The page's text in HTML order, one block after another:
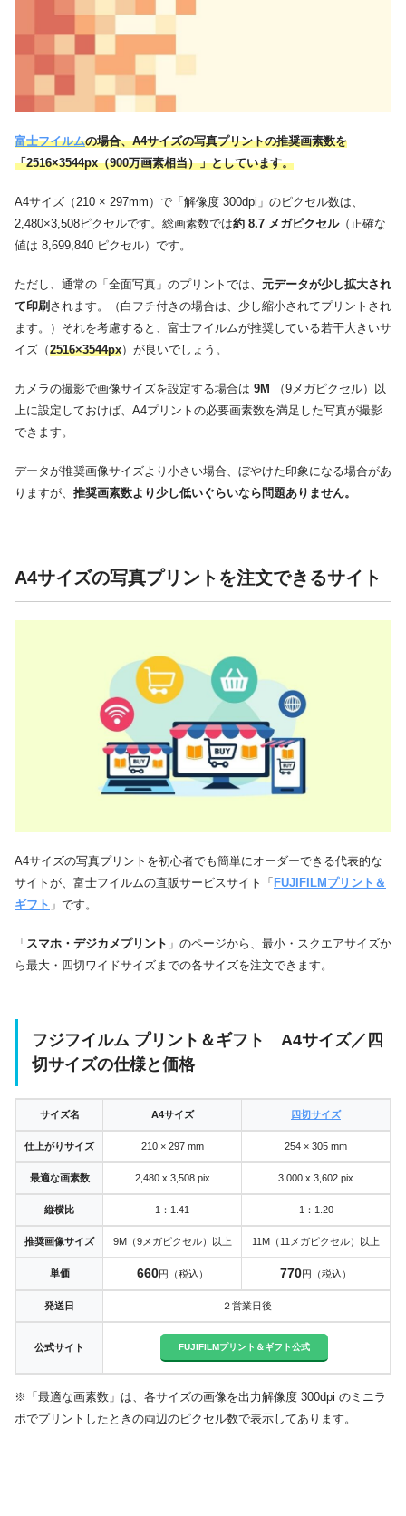
富士フイルムの場合、A4サイズの写真プリントの推奨画素数を
「2516×3544px（900万画素相当）」としています。
A4サイズ（210 × 297mm）で「解像度 300dpi」のピクセル数は、
2,480×3,508ピクセルです。総画素数では約 8.7 メガピクセル（正確な
値は 8,699,840 ピクセル）です。
ただし、通常の「全面写真」のプリントでは、 元データが少し拡大され
て印刷 されます。（白フチ付きの場合は、少し縮小されてプリントされ
ます。）それを考慮すると、富士フイルムが推奨している若干大きいサ
イズ（2516×3544px）が良いでしょう。
カメラの撮影で画像サイズを設定する場合は 9M
（9メガピクセル）以
上に設定しておけば、A4プリントの必要画素数を満足した写真が撮影
できます。
データが推奨画像サイズより小さい場合、ぼやけた印象になる場合があ
りますが、 推奨画素数より少し低いぐらいなら問題ありません。
A4サイズの写真プリントを注文できるサイト
A4サイズの写真プリントを初心者でも簡単にオーダーできる代表的な
サイトが、富士フイルムの直販サービスサイト「FUJIFILMプリント＆
ギフト 」です。
「 スマホ・デジカメプリント 」のページから、最小・スクエアサイズか
ら最大・四切ワイドサイズまでの各サイズを注文できます。
フジフイルム プリント＆ギフト A4サイズ／四
切サイズの仕様と価格
サイズ名 A4サイズ 四切サイズ
仕上がりサイズ 210 × 297 mm 254 × 305 mm
最適な画素数 2,480 x 3,508 pix 3,000 x 3,602 pix
縦横比 1：1.41 1：1.20
推奨画像サイズ 9M（9メガピクセル）以上 11M（11メガピクセル）以上
単価 660円（税込） 770円（税込）
発送日 ２営業日後
公式サイト FUJIFILMプリント＆ギフト公式
※「最適な画素数」は、各サイズの画像を出力解像度 300dpi のミニラ
ボでプリントしたときの両辺のピクセル数で表示してあります。